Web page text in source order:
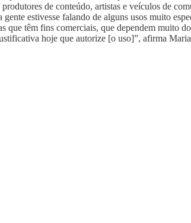
de conteúdo, artistas e veículos de
estivesse falando de alguns usos muito
que têm fins comerciais, que dependem muito
hoje que autorize [o uso]”, afirma